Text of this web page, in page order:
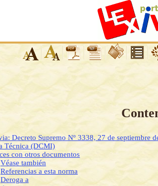
Decreto Supremo Nº 3338, 27 de septiembre
Técnica (DCMI)
con otros documentos
Véase también
Referencias a esta norma
Deroga a